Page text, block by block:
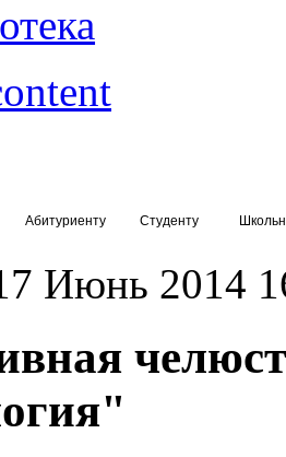
Абитуриенту Студенту
Июнь 2014